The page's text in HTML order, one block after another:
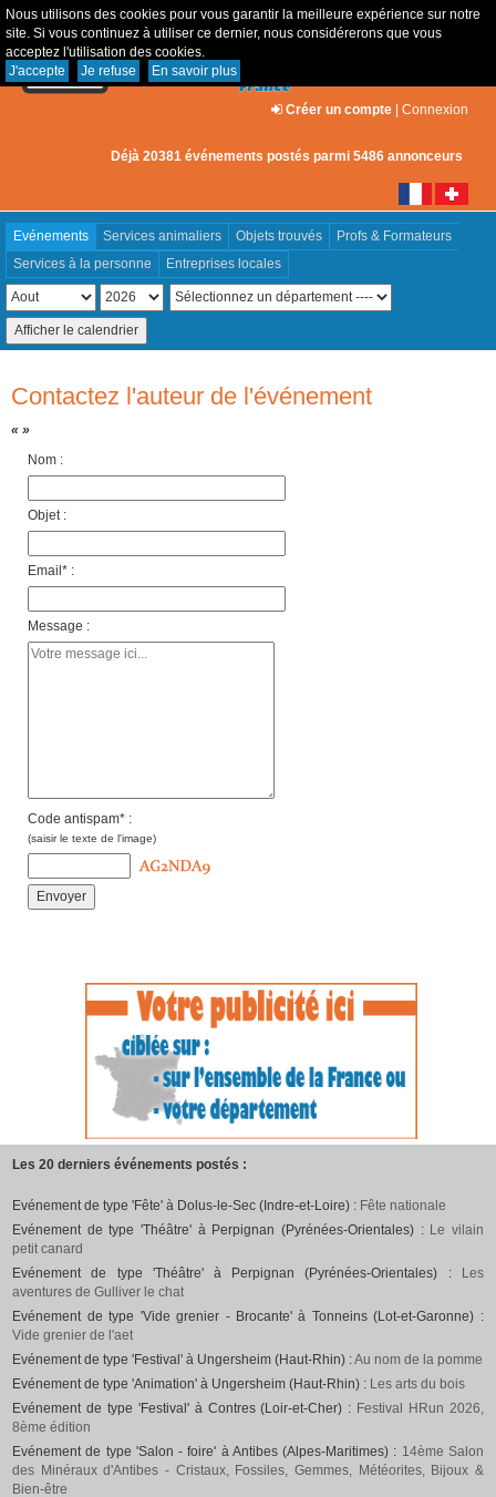
Nous utilisons des cookies pour vous garantir la meilleure expérience sur notre
site. Si vous continuez à utiliser ce dernier, nous considérerons que vous
acceptez l'utilisation des cookies.
J'accepte
Je refuse En savoir plus
Créer un compte | Connexion
Déjà 20381 événements postés parmi 5486 annonceurs
Evénements Services animaliers Objets trouvés
Profs & Formateurs
Services à la personne
Entreprises locales
Contactez l'auteur de l'événement
« »
Nom :
Objet :
Email* :
Message :
Code antispam* :
(saisir le texte de l'image)
Les 20 derniers événements postés :
Evénement de type 'Fête' à Dolus-le-Sec (Indre-et-Loire) : Fête nationale
Evénement de type 'Théâtre' à Perpignan (Pyrénées-Orientales) : Le vilain
petit canard
Evénement de type 'Théâtre' à Perpignan (Pyrénées-Orientales) :
Les
aventures de Gulliver le chat
Evénement de type 'Vide grenier - Brocante' à Tonneins (Lot-et-Garonne) :
Vide grenier de l'aet
Evénement de type 'Festival' à Ungersheim (Haut-Rhin) :Au nom de la pomme
Evénement de type 'Animation' à Ungersheim (Haut-Rhin) : Les arts du bois
Evénement de type 'Festival' à Contres (Loir-et-Cher) : Festival HRun 2026,
8ème édition
Evénement de type 'Salon - foire' à Antibes (Alpes-Maritimes) : 14ème Salon
des Minéraux d'Antibes - Cristaux, Fossiles, Gemmes, Météorites, Bijoux &
Bien-être